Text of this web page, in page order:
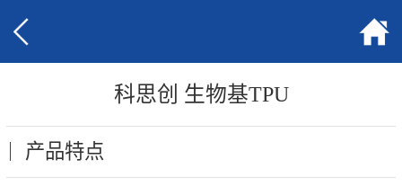
科思创 生物基TPU
产品特点